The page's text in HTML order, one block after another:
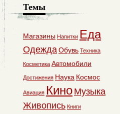
Темы
Магазины Напитки Еда
ОдеждаОбувь Техника
Косметика Автомобили
Достижения Наука Космос
Авиация Кино Музыка
Живопись Книги